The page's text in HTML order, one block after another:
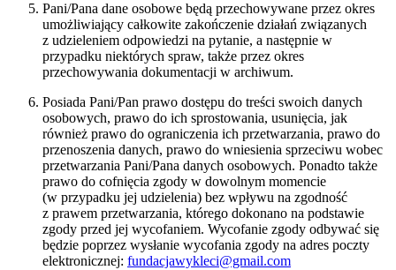
Pani/Pana dane osobowe będą przechowywane przez okres
umożliwiający całkowite zakończenie działań związanych
z udzieleniem odpowiedzi na pytanie, a następnie w
przypadku niektórych spraw, także przez okres
przechowywania dokumentacji w archiwum.
Posiada Pani/Pan prawo dostępu do treści swoich danych
osobowych, prawo do ich sprostowania, usunięcia, jak
również prawo do ograniczenia ich przetwarzania, prawo do
przenoszenia danych, prawo do wniesienia sprzeciwu wobec
przetwarzania Pani/Pana danych osobowych. Ponadto także
prawo do cofnięcia zgody w dowolnym momencie
(w przypadku jej udzielenia) bez wpływu na zgodność
z prawem przetwarzania, którego dokonano na podstawie
zgody przed jej wycofaniem. Wycofanie zgody odbywać się
będzie poprzez wysłanie wycofania zgody na adres poczty
elektronicznej: fundacjawykleci@gmail.com